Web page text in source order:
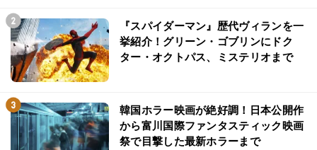
『スパイダーマン』歴代ヴィランを一
挙紹介！グリーン・ゴブリンにドク
ター・オクトパス、ミステリオまで
韓国ホラー映画が絶好調！日本公開作
から富川国際ファンタスティック映画
祭で目撃した最新ホラーまで